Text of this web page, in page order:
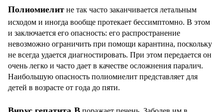
Полиомиелитне так часто заканчивается летальным
исходом и иногда вообще протекает бессимптомно. В этом
и заключается его опасность: его распространение
невозможно ограничить при помощи карантина, поскольку
не всегда удается диагностировать. При этом передается он
очень легко и часто дает в качестве осложнения паралич.
Наибольшую опасность полиомиелит представляет для
детей в возрасте от года до пяти.